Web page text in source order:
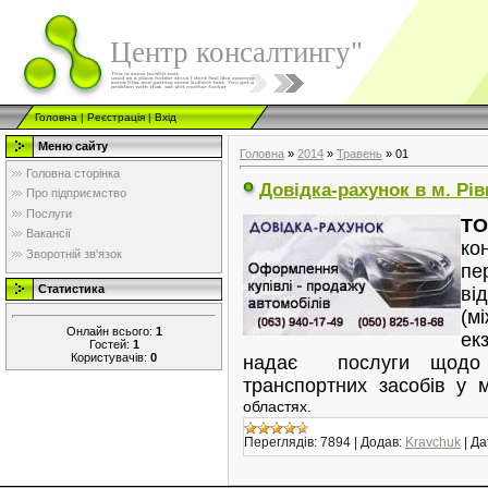
Центр консалтингу"
Головна|Реєстрація|Вхід
Меню сайту
Головна сторінка
Про підприємство
Послуги
Вакансії
Зворотній зв'язок
Статистика
Онлайн всього: 1
Гостей: 1
Користувачів: 0
Головна » 2014 » Травень » 01
Довідка-рахунок в м.
надає послуги щодо
транспортних засобів у
областях.
Переглядів: 7894 Додав: Kravchuk